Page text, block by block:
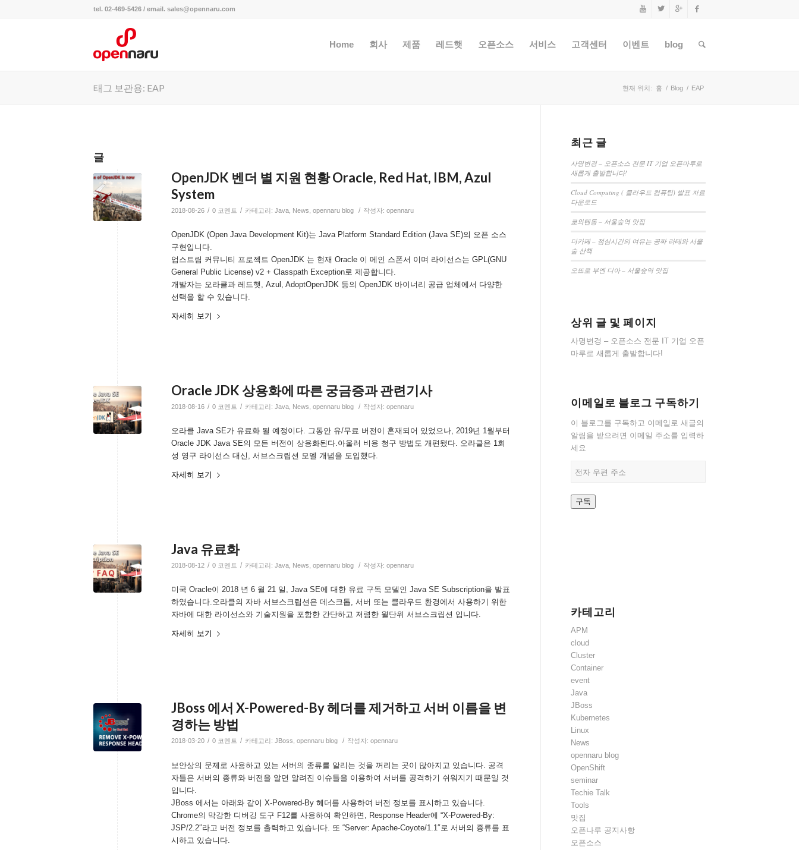
tel. 02-469-5426 / email. sales@opennaru.com
Home 회사 제품 레드햇 오픈소스 서비스 고객센터 이벤트 blog
태그 보관용: EAP 현재 위치: 홈 / Blog / EAP
글
OpenJDK 벤더 별 지원 현황 Oracle, Red Hat, IBM, Azul
System
2018-08-26 / 0 코멘트 / 카테고리: Java News opennaru blog / 작성자: opennaru
OpenJDK (Open Java Development Kit)는 Java Platform Standard Edition (Java SE)의 오픈 소스
구현입니다.
업스트림 커뮤니티 프로젝트 OpenJDK 는 현재 Oracle 이 메인 스폰서 이며 라이선스는 GPL(GNU
General Public License) v2 + Classpath Exception로 제공합니다.
개발자는 오라클과 레드햇, Azul, AdoptOpenJDK 등의 OpenJDK 바이너리 공급 업체에서 다양한
선택을 할 수 있습니다.
자세히 보기
Oracle JDK 상용화에 따른 궁금증과 관련기사
2018-08-16 / 0 코멘트 / 카테고리: Java News opennaru blog / 작성자: opennaru
오라클 Java SE가 유료화 될 예정이다. 그동안 유/무료 버전이 혼재되어 있었으나, 2019년 1월부터
Oracle JDK Java SE의 모든 버전이 상용화된다.아울러 비용 청구 방법도 개편됐다. 오라클은 1회
성 영구 라이선스 대신, 서브스크립션 모델 개념을 도입했다.
자세히 보기
Java 유료화
2018-08-12 / 0 코멘트 / 카테고리: Java News opennaru blog / 작성자: opennaru
미국 Oracle이 2018 년 6 월 21 일, Java SE에 대한 유료 구독 모델인 Java SE Subscription을 발표
하였습니다.오라클의 자바 서브스크립션은 데스크톱, 서버 또는 클라우드 환경에서 사용하기 위한
자바에 대한 라이선스와 기술지원을 포함한 간단하고 저렴한 월단위 서브스크립션 입니다.
자세히 보기
JBoss 에서 X-Powered-By 헤더를 제거하고 서버 이름을 변
경하는 방법
2018-03-20 / 0 코멘트 / 카테고리: JBoss, opennaru blog / 작성자: opennaru
보안상의 문제로 사용하고 있는 서버의 종류를 알리는 것을 꺼리는 곳이 많아지고 있습니다. 공격
자들은 서버의 종류와 버전을 알면 알려진 이슈들을 이용하여 서버를 공격하기 쉬워지기 때문일 것
입니다.
JBoss 에서는 아래와 같이 X-Powered-By 헤더를 사용하여 버전 정보를 표시하고 있습니다.
Chrome의 막강한 디버깅 도구 F12를 사용하여 확인하면, Response Header에 “X-Powered-By:
JSP/2.2″라고 버전 정보를 출력하고 있습니다. 또 “Server: Apache-Coyote/1.1″로 서버의 종류를 표
시하고 있습니다.
최근 글
사명변경 – 오픈소스 전문 IT 기업 오픈마루로
새롭게 출발합니다!
Cloud Computing ( 클라우드 컴퓨팅) 발표 자료
다운로드
쿄와텐동 – 서울숲역 맛집
더카페 – 점심시간의 여유는 공짜 라테와 서울
숲 산책
오뜨로 부엔 디아 – 서울숲역 맛집
상위 글 및 페이지
사명변경 – 오픈소스 전문 IT 기업 오픈
마루로 새롭게 출발합니다!
이메일로 블로그 구독하기
이 블로그를 구독하고 이메일로 새글의
알림을 받으려면 이메일 주소를 입력하
세요
자
편구독
카테고리
APM
cloud
Cluster
Container
event
Java
JBoss
Kubernetes
Linux
News
opennaru blog
OpenShift
seminar
Techie Talk
Tools
맛집
오픈나루 공지사항
오픈소스